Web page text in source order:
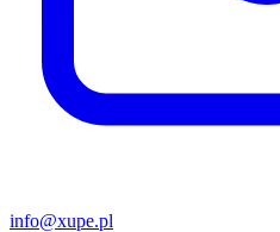
info@xupe.pl